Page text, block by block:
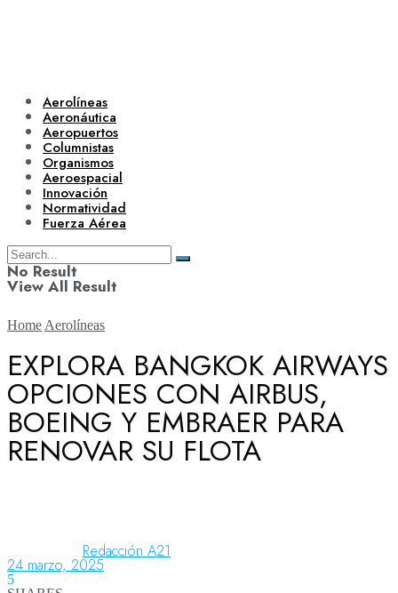
Aerolíneas
Aeronáutica
Aeropuertos
Columnistas
Organismos
Aeroespacial
Innovación
Normatividad
Fuerza Aérea
No Result
View All Result
Aerolíneas
Aeronáutica
Home Aerolíneas
EXPLORA BANGKOK AIRWAYS
OPCIONES CON AIRBUS,
BOEING Y EMBRAER PARA
RENOVAR SU FLOTA
Redacción A21
24 marzo, 2025
5